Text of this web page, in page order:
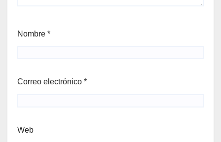
Nombre *
Correo electrónico *
Web